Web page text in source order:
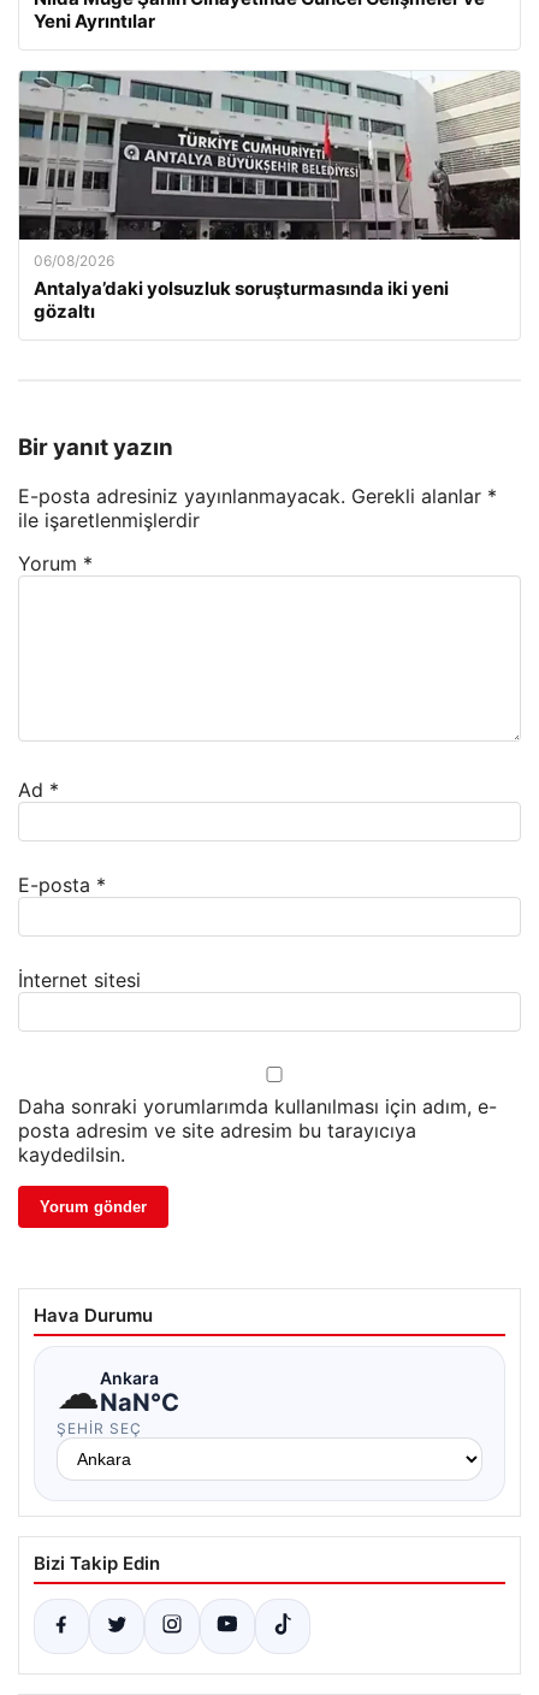
Yeni Ayrıntılar
06/08/2026
Antalya’daki yolsuzluk soruşturmasında iki yeni
gözaltı
Bir yanıt yazın
E-posta adresiniz yayınlanmayacak. Gerekli alanlar *
ile işaretlenmişlerdir
Yorum *
Ad *
E-posta *
İnternet sitesi
Daha sonraki yorumlarımda kullanılması için adım, e-
posta adresim ve site adresim bu tarayıcıya
kaydedilsin.
Hava Durumu
☁Ankara
NaN°C
ŞEHIR SEÇ
Bizi Takip Edin